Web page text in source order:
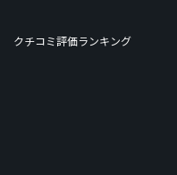
クチコミ評価ランキング